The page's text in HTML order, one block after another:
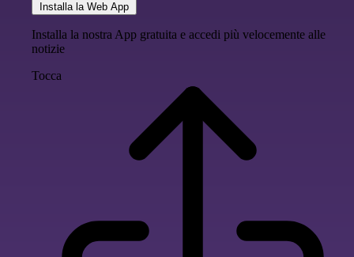
Installa la Web App
Installa la nostra App gratuita e accedi più velocemente alle
notizie
Tocca